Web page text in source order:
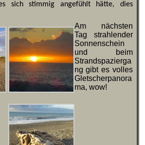
sich stimmig angefühlt hätte, dies
Am nächsten
Tag strahlender
Sonnenschein
und beim
Strandspazierga
ng gibt es volles
Gletscherpanora
ma, wow!